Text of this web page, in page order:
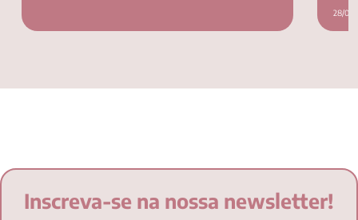
28/03/
Inscreva-se na nossa newsletter!